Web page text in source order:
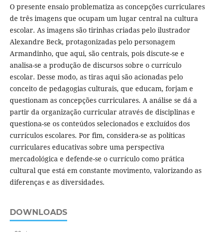
O presente ensaio problematiza as concepções curriculares
de três imagens que ocupam um lugar central na cultura
escolar. As imagens são tirinhas criadas pelo ilustrador
Alexandre Beck, protagonizadas pelo personagem
Armandinho, que aqui, são centrais, pois discute-se e
analisa-se a produção de discursos sobre o currículo
escolar. Desse modo, as tiras aqui são acionadas pelo
conceito de pedagogias culturais, que educam, forjam e
questionam as concepções curriculares. A análise se dá a
partir da organização curricular através de disciplinas e
questiona-se os conteúdos selecionados e excluídos dos
currículos escolares. Por fim, considera-se as políticas
curriculares educativas sobre uma perspectiva
mercadológica e defende-se o currículo como prática
cultural que está em constante movimento, valorizando as
diferenças e as diversidades.
DOWNLOADS